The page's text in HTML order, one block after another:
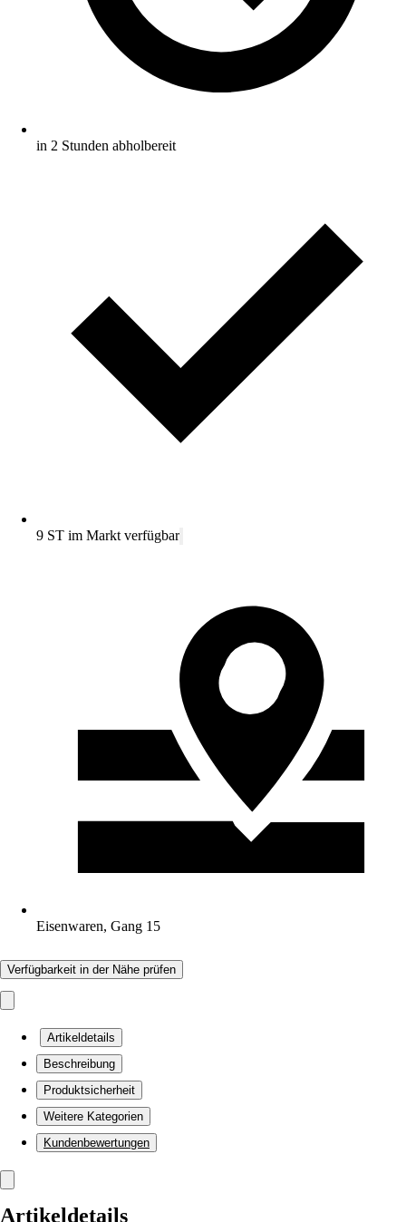
in 2 Stunden abholbereit
9 ST im Markt verfügbar
Eisenwaren, Gang 15
Verfügbarkeit in der Nähe prüfen
Artikeldetails
Beschreibung
Produktsicherheit
Weitere Kategorien
Kundenbewertungen
Artikeldetails